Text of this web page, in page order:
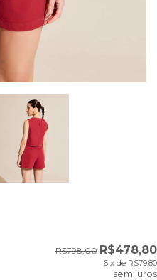
R$798,00 R$478,80
6 x de R$79,80
sem juros